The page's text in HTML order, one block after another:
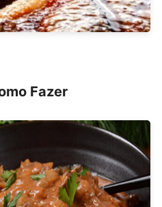
Fazer